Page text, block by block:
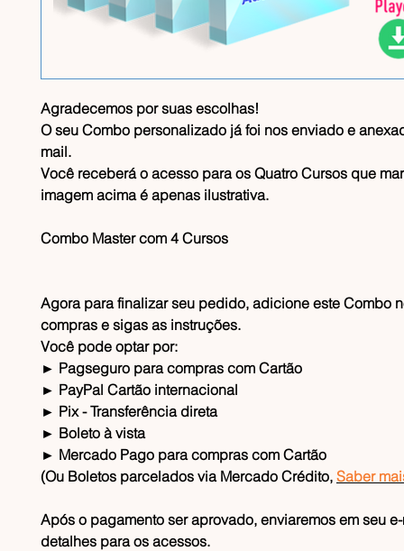
Agradecemos por suas escolhas!
O seu Combo personalizado já foi nos enviado e
mail.
Você receberá o acesso para os Quatro Cursos que
imagem acima é apenas ilustrativa.
Combo Master com 4 Cursos
Agora para finalizar seu pedido, adicione este Combo
compras e sigas as instruções.
Você pode optar por:
► Pagseguro para compras com Cartão
► PayPal Cartão internacional
► Pix - Transferência direta
► Boleto à vista
► Mercado Pago para compras com Cartão
(Ou Boletos parcelados via Mercado Crédito, Saber
Após o pagamento ser aprovado, enviaremos em seu
detalhes para os acessos.